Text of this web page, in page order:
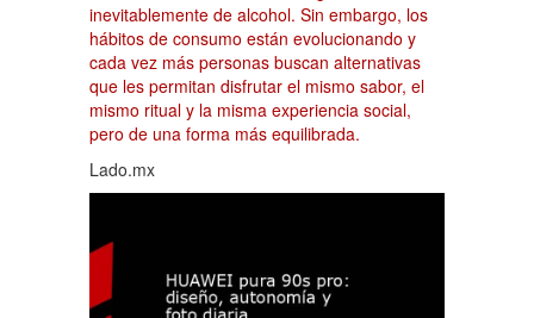
inevitablemente de alcohol. Sin embargo, los
hábitos de consumo están evolucionando y
cada vez más personas buscan alternativas
que les permitan disfrutar el mismo sabor, el
mismo ritual y la misma experiencia social,
pero de una forma más equilibrada.
Lado.mx